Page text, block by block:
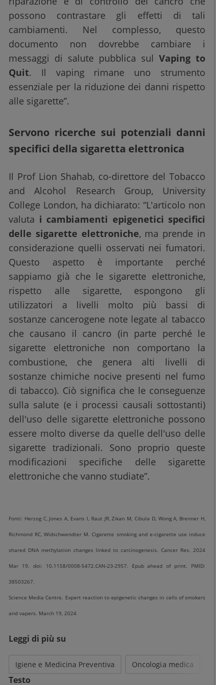
possono contrastare gli effetti di tali
cambiamenti. Nel complesso, questo
documento non dovrebbe cambiare i
messaggi di salute pubblica sul Vaping to
Quit. Il vaping rimane uno strumento
essenziale per la riduzione dei danni rispetto
alle sigarette”.
Servono ricerche sui potenziali danni
specifici della sigaretta elettronica
Il Prof Lion Shahab, co-direttore del Tobacco
and Alcohol Research Group, University
College London, ha dichiarato: “L'articolo non
valuta i cambiamenti epigenetici specifici
delle sigarette elettroniche, ma prende in
considerazione quelli osservati nei fumatori.
Questo aspetto è importante perché
sappiamo già che le sigarette elettroniche,
rispetto alle sigarette, espongono gli
utilizzatori a livelli molto più bassi di
sostanze cancerogene note legate al tabacco
che causano il cancro (in parte perché le
sigarette elettroniche non comportano la
combustione, che genera alti livelli di
sostanze chimiche nocive presenti nel fumo
di tabacco). Ciò significa che le conseguenze
sulla salute (e i processi causali sottostanti)
dell'uso delle sigarette elettroniche possono
essere molto diverse da quelle dell'uso delle
sigarette tradizionali. Sono proprio queste
modificazioni specifiche delle sigarette
elettroniche che vanno studiate”.
Fonti: Herzog C, Jones A, Evans I, Raut JR, Zikan M, Cibula D, Wong A, Brenner H,
Richmond RC, Widschwendter M. Cigarette smoking and e-cigarette use induce
shared DNA methylation changes linked to carcinogenesis. Cancer Res. 2024
Mar 19. doi: 10.1158/0008-5472.CAN-23-2957. Epub ahead of print. PMID:
38503267.
Science Media Centre. Expert reaction to epigenetic changes in cells of smokers
and vapers. March 19, 2024
Leggi di più su
Igiene e Medicina Preventiva Oncologia medica
Testo